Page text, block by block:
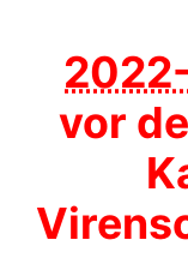
vor